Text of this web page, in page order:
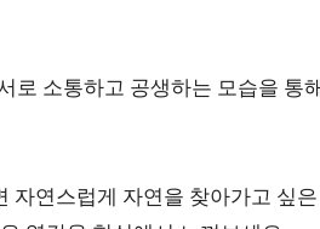
로 소통하고 공생하는 모습을 통
자연스럽게 자연을 찾아가고 싶